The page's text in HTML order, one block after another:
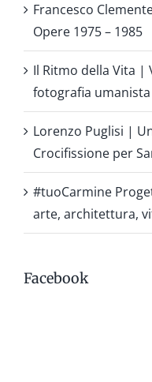
Francesco
Opere 1975 – 1985
Il Ritmo della Vita |
fotografia umanista
Lorenzo Puglisi |
Crocifissione per
#tuoCarmine
arte, architettura,
Facebook